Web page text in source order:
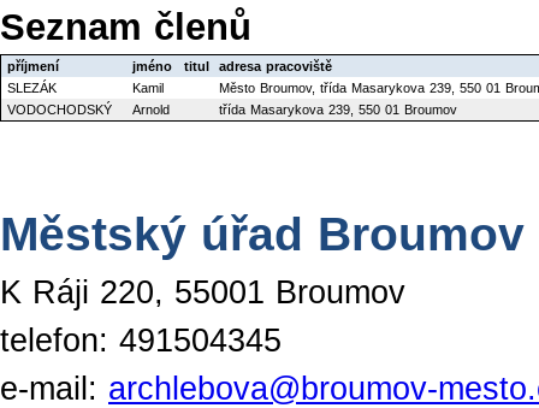
Seznam členů
příjmení jméno titul
adresa pracoviště
SLEZÁK
Kamil
Město Broumov, třída Masarykova 239, 550 01
VODOCHODSKÝ
Arnold třída Masarykova 239, 550 01 Broumov
Městský úřad
K Ráji 220, 55001 Broumov
telefon: 491504345
e-mail: archlebova@broumov-